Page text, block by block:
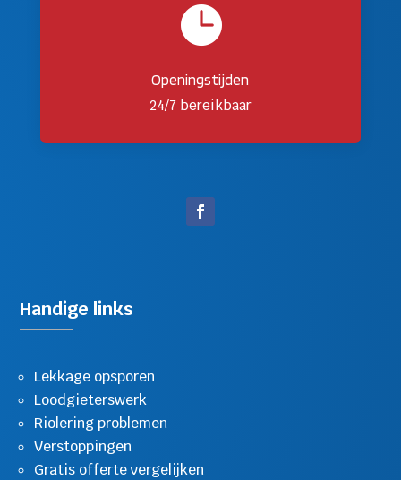

Openingstijden
24/7 bereikbaar
Handige links
Lekkage opsporen
Loodgieterswerk
Riolering problemen
Verstoppingen
Gratis offerte vergelijken